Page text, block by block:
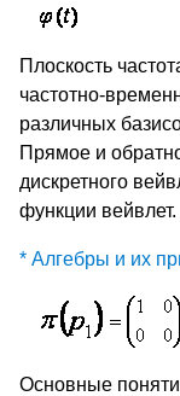
Плоскость
частотно-
различных
Прямое и
дискретного
функции вейвлет.
* Алгебры и их
Основные